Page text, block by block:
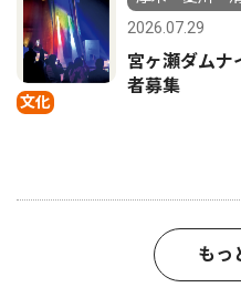
文化
2026.07.29
宮ヶ瀬ダム
者募集
もっ